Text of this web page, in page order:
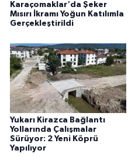
Karaçomaklar'da Şeker
Mısırı İkramı Yoğun Katılımla
Gerçekleştirildi
Yukarı Kirazca Bağlantı
Yollarında Çalışmalar
Sürüyor: 2 Yeni Köprü
Yapılıyor